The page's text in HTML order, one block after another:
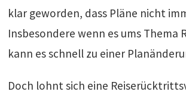
klar geworden, dass Pläne nicht
Insbesondere wenn es ums Thema
kann es schnell zu einer
Doch lohnt sich eine